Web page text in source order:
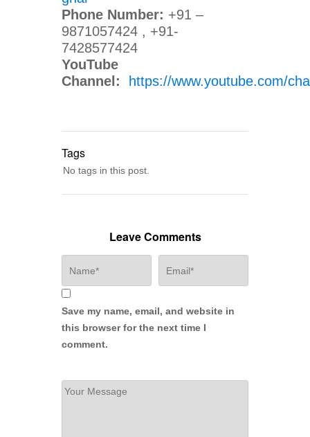
Phone Number: +91 –
9871057424 , +91-
7428577424
YouTube
Channel:
https://www.youtube.com/
Tags
No tags in this post.
Leave Comments
Save my name, email, and website in
this browser for the next time I
comment.